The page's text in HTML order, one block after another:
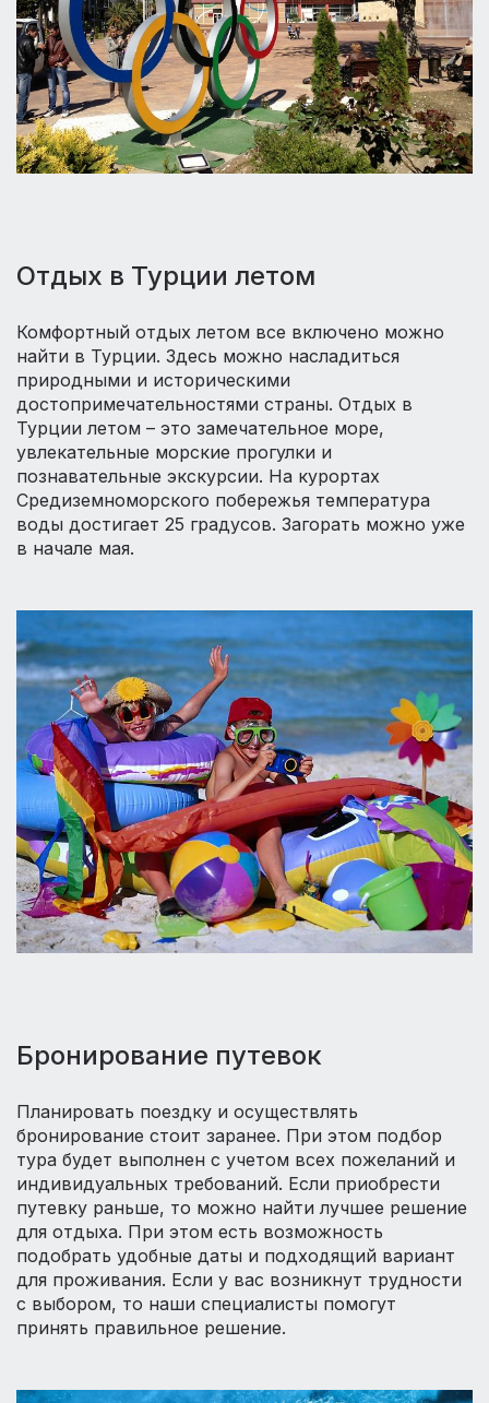
Отдых в Турции летом
Комфортный отдых летом все включено можно
найти в Турции. Здесь можно насладиться
природными и историческими
достопримечательностями страны. Отдых в
Турции летом – это замечательное море,
увлекательные морские прогулки и
познавательные экскурсии. На курортах
Средиземноморского побережья температура
воды достигает 25 градусов. Загорать можно уже
в начале мая.
Бронирование путевок
Планировать поездку и осуществлять
бронирование стоит заранее. При этом подбор
тура будет выполнен с учетом всех пожеланий и
индивидуальных требований. Если приобрести
путевку раньше, то можно найти лучшее решение
для отдыха. При этом есть возможность
подобрать удобные даты и подходящий вариант
для проживания. Если у вас возникнут трудности
с выбором, то наши специалисты помогут
принять правильное решение.